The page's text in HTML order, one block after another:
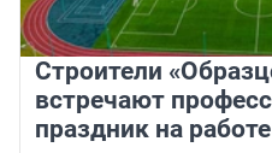
Строители
встречают
праздник на работе